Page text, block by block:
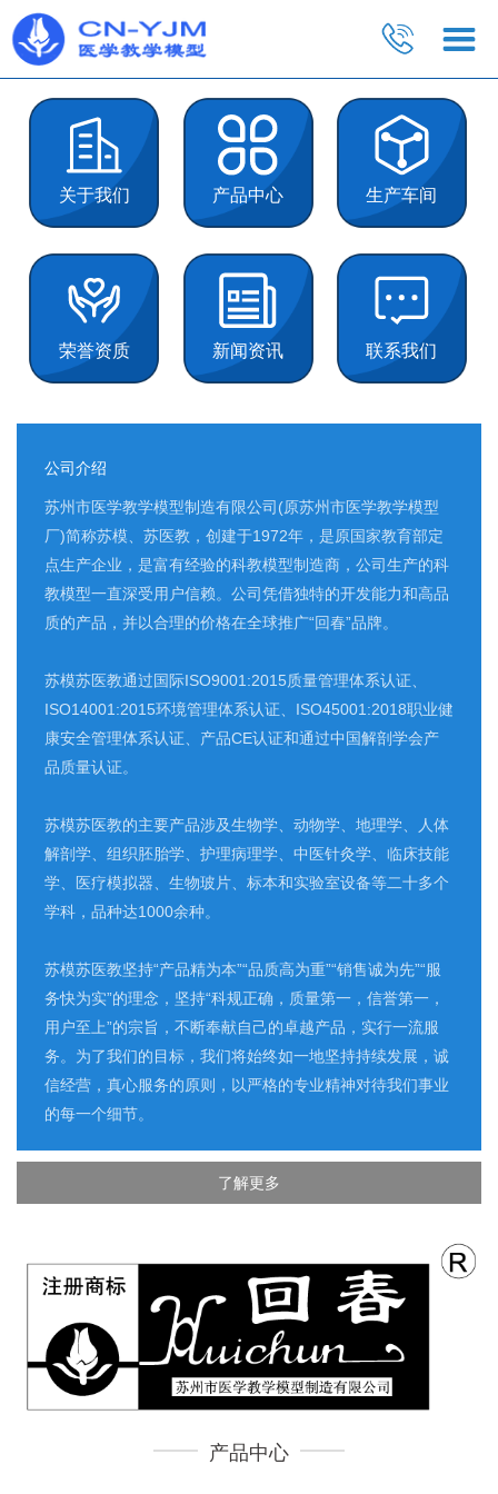
关于我们 产品中心 生产车间
荣誉资质 新闻资讯 联系我们
公司介绍
苏州市医学教学模型制造有限公司(原苏州市医学教学模型
厂)简称苏模、苏医教，创建于1972年，是原国家教育部定
点生产企业，是富有经验的科教模型制造商，公司生产的科
教模型一直深受用户信赖。公司凭借独特的开发能力和高品
质的产品，并以合理的价格在全球推广“回春”品牌。
苏模苏医教通过国际ISO9001:2015质量管理体系认证、
ISO14001:2015环境管理体系认证、ISO45001:2018职业健
康安全管理体系认证、产品CE认证和通过中国解剖学会产
品质量认证。
苏模苏医教的主要产品涉及生物学、动物学、地理学、人体
解剖学、组织胚胎学、护理病理学、中医针灸学、临床技能
学、医疗模拟器、生物玻片、标本和实验室设备等二十多个
学科，品种达1000余种。
苏模苏医教坚持“产品精为本”“品质高为重”“销售诚为先”“服
务快为实”的理念，坚持“科规正确，质量第一，信誉第一，
用户至上”的宗旨，不断奉献自己的卓越产品，实行一流服
务。为了我们的目标，我们将始终如一地坚持持续发展，诚
信经营，真心服务的原则，以严格的专业精神对待我们事业
的每一个细节。
了解更多
产品中心